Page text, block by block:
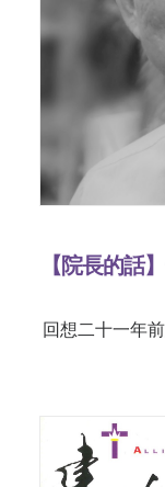
【院長的話
回想二十一年